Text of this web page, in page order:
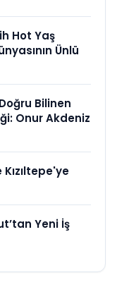
Hot Yaş
Ünlü
Bilinen
Onur Akdeniz
Kızıltepe'ye
Yeni İş